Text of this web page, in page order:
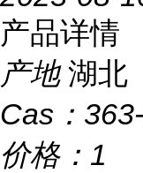
产品详情
产地 湖北
Cas：
价格： 1